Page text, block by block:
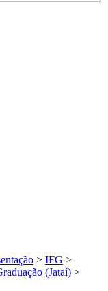
> IFG >
(Jataí) >